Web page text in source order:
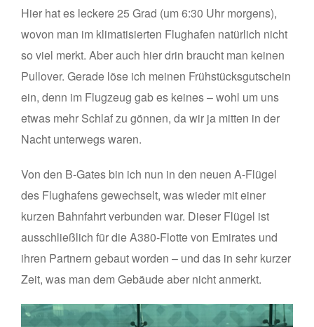
Hier hat es leckere 25 Grad (um 6:30 Uhr morgens),
wovon man im klimatisierten Flughafen natürlich nicht
so viel merkt. Aber auch hier drin braucht man keinen
Pullover. Gerade löse ich meinen Frühstücksgutschein
ein, denn im Flugzeug gab es keines – wohl um uns
etwas mehr Schlaf zu gönnen, da wir ja mitten in der
Nacht unterwegs waren.
Von den B-Gates bin ich nun in den neuen A-Flügel
des Flughafens gewechselt, was wieder mit einer
kurzen Bahnfahrt verbunden war. Dieser Flügel ist
ausschließlich für die A380-Flotte von Emirates und
ihren Partnern gebaut worden – und das in sehr kurzer
Zeit, was man dem Gebäude aber nicht anmerkt.